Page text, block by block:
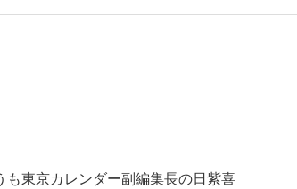
も東京カレンダー副編集長の日紫喜